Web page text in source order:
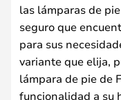
las lámparas de
seguro que
para sus
variante que elija,
lámpara de pie de
funcionalidad a su